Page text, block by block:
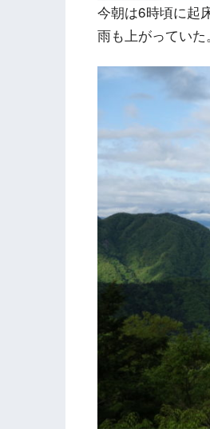
今朝は6時頃に起床
雨も上がっていた。